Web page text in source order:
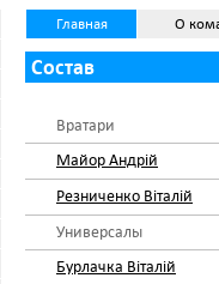
Главная О
Состав
Вратари
Майор Андрій
Резниченко Віталій
Универсалы
Бурлачка Віталій